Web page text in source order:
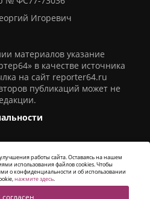
Игоревич
материалов указание
в качестве источника
на сайт reporter64.ru
публикаций может не
. Все права защищены -
работы сайта. Оставаясь на нашем
использования файлов cookies. Чтобы
о конфиденциальности и об использовании
нажмите здесь.
согласен